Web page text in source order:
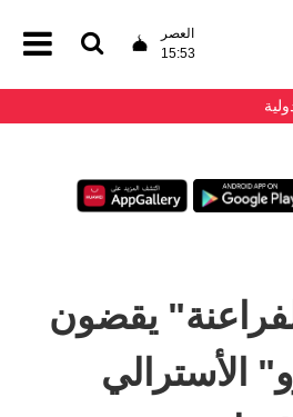
العصر
15:53
يقضون
الأسترالي